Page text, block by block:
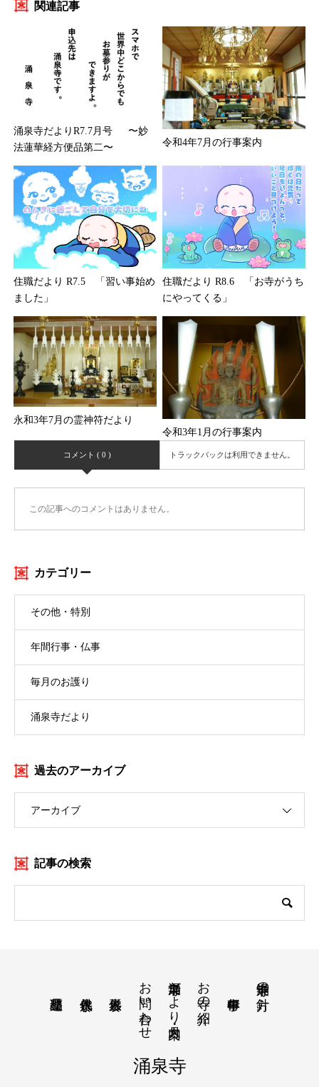
関連記事
涌泉寺だよりR7.7月号 〜妙
法蓮華経方便品第二〜
令和4年7月の行事案内
住職だより R7.5 「習い事始め
ました」
住職だより R8.6 「お寺がうち
にやってくる」
永和3年7月の霊神符だより
令和3年1月の行事案内
コメント ( 0 ) トラックバックは利用できません。
この記事へのコメントはありません。
カテゴリー
その他・特別
年間行事・仏事
毎月のお護り
涌泉寺だより
過去のアーカイブ
アーカイブ
記事の検索
涌泉寺の方針
お寺の紹介
涌泉寺だより・月案内
お問い合わせ
涌泉寺